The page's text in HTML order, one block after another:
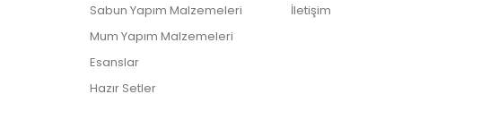
Sabun Yapım Malzemeleri
Mum Yapım Malzemeleri
Esanslar
Hazır Setler
İletişim